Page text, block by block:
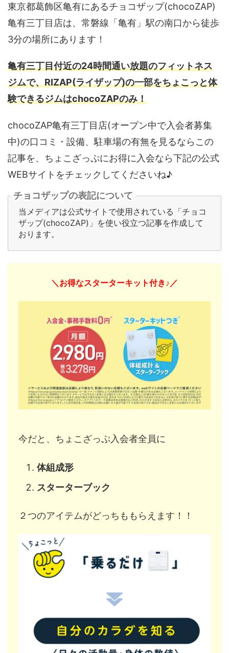
東京都葛飾区亀有にあるチョコザップ(chocoZAP)
亀有三丁目店は、常磐線「亀有」駅の南口から徒歩
3分の場所にあります！
亀有三丁目付近の24時間通い放題のフィットネス
ジムで、RIZAP(ライザップ)の一部をちょこっと体
験できるジムはchocoZAPのみ！
chocoZAP亀有三丁目店(オープン中で入会者募集
中)の口コミ・設備、駐車場の有無を見るならこの
記事を、ちょこざっぷにお得に入会なら下記の公式
WEBサイトをチェックしてくださいね♪
チョコザップの表記について
当メディアは公式サイトで使用されている「チョコ
ザップ(chocoZAP)」を使い役立つ記事を作成して
おります。
＼お得なスターターキット付き♪／
今だと、ちょこざっぷ入会者全員に
体組成形
スターターブック
２つのアイテムがどっちももらえます！！